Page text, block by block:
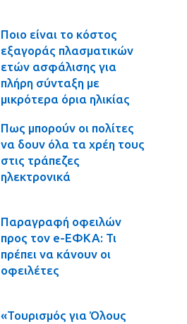
Ποιο είναι το κόστος
εξαγοράς πλασματικών
ετών ασφάλισης για
πλήρη σύνταξη με
μικρότερα όρια ηλικίας
Πως μπορούν οι πολίτες
να δουν όλα τα χρέη τους
στις τράπεζες
ηλεκτρονικά
Παραγραφή οφειλών
προς τον e-ΕΦΚΑ: Τι
πρέπει να κάνουν οι
οφειλέτες
«Τουρισμός για Όλους